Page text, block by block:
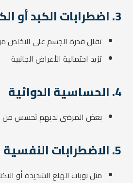
3. اضطرابات الكبد أو الكلى الشديدة
تقلل قدرة الجسم على التخلص
تزيد احتمالية الأعراض الجانبية
4. الحساسية الدوائية
بعض المرضى لديهم تحسس من
5. الاضطرابات النفسية غير المستقرة
مثل نوبات الهلع الشديدة أو